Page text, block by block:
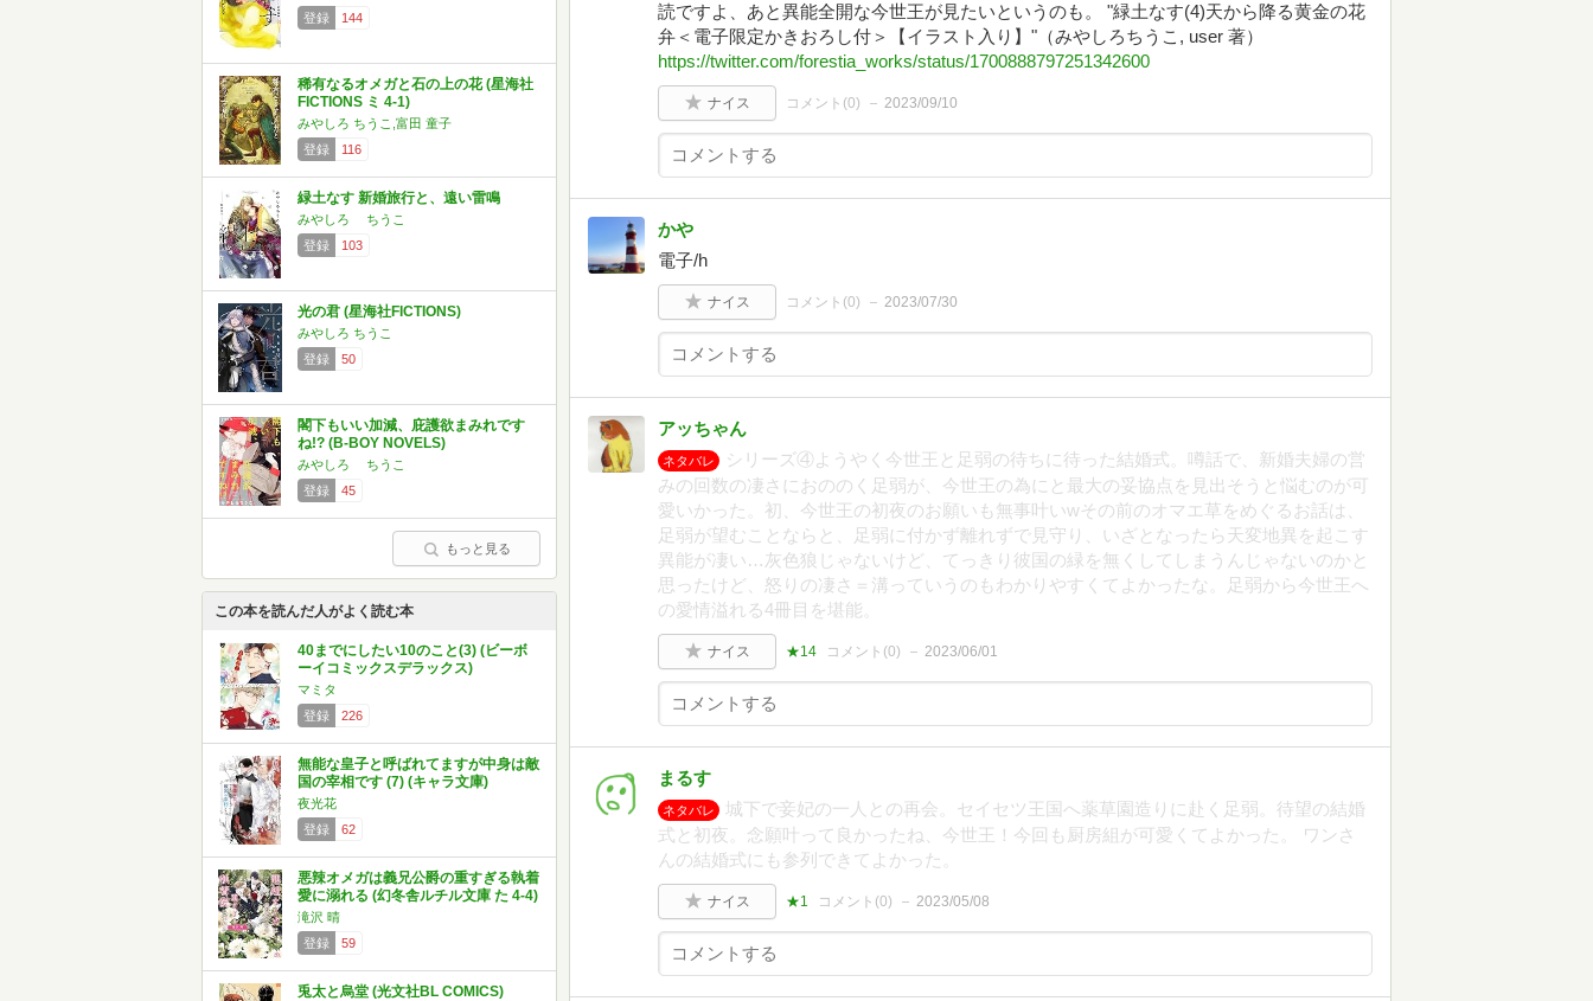
登録
144
稀有なるオメガと石の上の花 (星海社
FICTIONS ミ 4-1)
みやしろ ちうこ,富田 童子
登録
116
緑土なす 新婚旅行と、遠い雷鳴
みやしろ ちうこ
登録
103
光の君 (星海社FICTIONS)
みやしろ ちうこ
登録
50
閣下もいい加減、庇護欲まみれです
ね!? (B-BOY NOVELS)
みやしろ ちうこ
登録
45
もっと見る
この本を読んだ人がよく読む本
40までにしたい10のこと(3) (ビーボ
ーイコミックスデラックス)
マミタ
登録
226
無能な皇子と呼ばれてますが中身は敵
国の宰相です (7) (キャラ文庫)
夜光花
登録
62
悪辣オメガは義兄公爵の重すぎる執着
愛に溺れる (幻冬舎ルチル文庫 た 4-4)
滝沢 晴
登録
59
兎太と烏堂 (光文社BL COMICS)
読ですよ、あと異能全開な今世王が見たいというのも。 "緑土なす(4)天から降る黄金の花
弁＜電子限定かきおろし付＞【イラスト入り】"（みやしろちうこ, user 著）
https://twitter.com/forestia_works/status/1700888797251342600
ナイス コメント(0) 2023/09/10
かや
電子/h
ナイス コメント(0) 2023/07/30
アッちゃん
ネタバレ
シリーズ④ようやく今世王と足弱の待ちに待った結婚式。噂話で、新婚夫婦の営
みの回数の凄さにおののく足弱が、今世王の為にと最大の妥協点を見出そうと悩むのが可
愛いかった。初、今世王の初夜のお願いも無事叶いwその前のオマエ草をめぐるお話は、
足弱が望むことならと、足弱に付かず離れずで見守り、いざとなったら天変地異を起こす
異能が凄い…灰色狼じゃないけど、てっきり彼国の緑を無くしてしまうんじゃないのかと
思ったけど、怒りの凄さ＝溝っていうのもわかりやすくてよかったな。足弱から今世王へ
の愛情溢れる4冊目を堪能。
ナイス ★14 コメント(0) 2023/06/01
まるす
ネタバレ
城下で妾妃の一人との再会。セイセツ王国へ薬草園造りに赴く足弱。待望の結婚
式と初夜。念願叶って良かったね、今世王！今回も厨房組が可愛くてよかった。 ワンさ
んの結婚式にも参列できてよかった。
ナイス ★1 コメント(0) 2023/05/08